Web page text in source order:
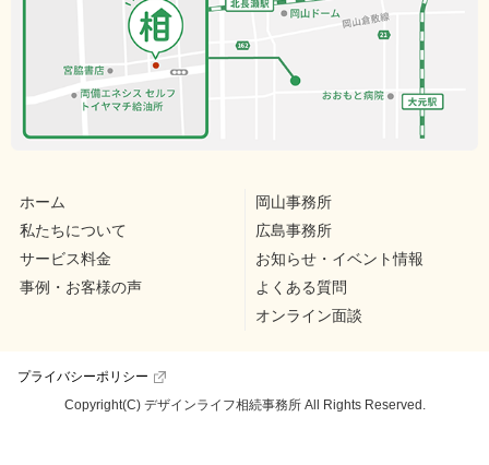
ホーム
私たちについて
サービス料金
事例・お客様の声
岡山事務所
広島事務所
お知らせ・イベント情報
よくある質問
オンライン面談
プライバシーポリシー
Copyright(C) デザインライフ相続事務所 All Rights Reserved.